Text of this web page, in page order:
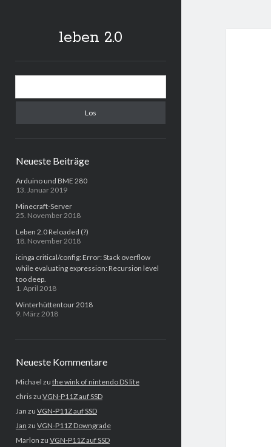
leben 2.0
Sidebar
Neueste Beiträge
Arduino und BME 280
13. Januar 2019
Minecraft-Server
25. November 2018
Leben 2.0 Reloaded (?)
18. November 2018
icinga critical/config: Error: Stack overflow
while evaluating expression: Recursion level
too deep.
1. April 2018
Winterhüttentour 2018
9. März 2018
Neueste Kommentare
Michael zu the wink of nintendo DS lite
chris zu VGN-P11Z auf SSD
Jan zu VGN-P11Z auf SSD
Jan zu VGN-P11Z Downgrade
Marlon zu VGN-P11Z auf SSD